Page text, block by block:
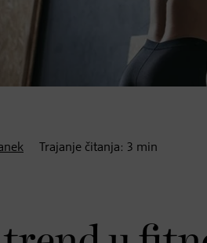
Trajanje čitanja: 3 min